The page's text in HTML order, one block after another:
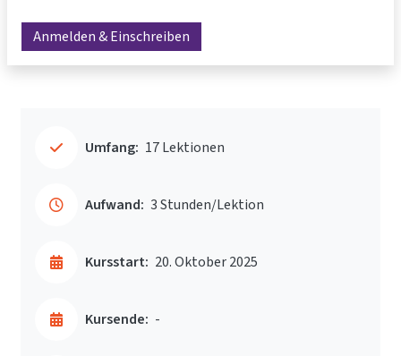
Anmelden & Einschreiben
Umfang: 17 Lektionen
Aufwand: 3 Stunden/Lektion
Kursstart: 20. Oktober 2025
Kursende: -